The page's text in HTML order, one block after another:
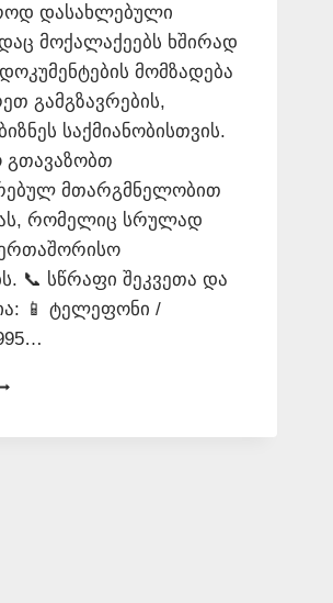
დასახლებული
მოქალაქეებს ხშირად
მომზადება
გამგზავრების,
საქმიანობისთვის.
გთავაზობთ
მთარგმნელობით
რომელიც სრულად
📞 სწრაფი შეკვეთა და
📱 ტელეფონი /